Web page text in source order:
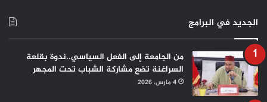
الجديد في البرامج
من الجامعة إلى الفعل السياسي..ندوة بقلعة
السراغنة تضع مشاركة الشباب تحت المجهر
4 مارس، 2026